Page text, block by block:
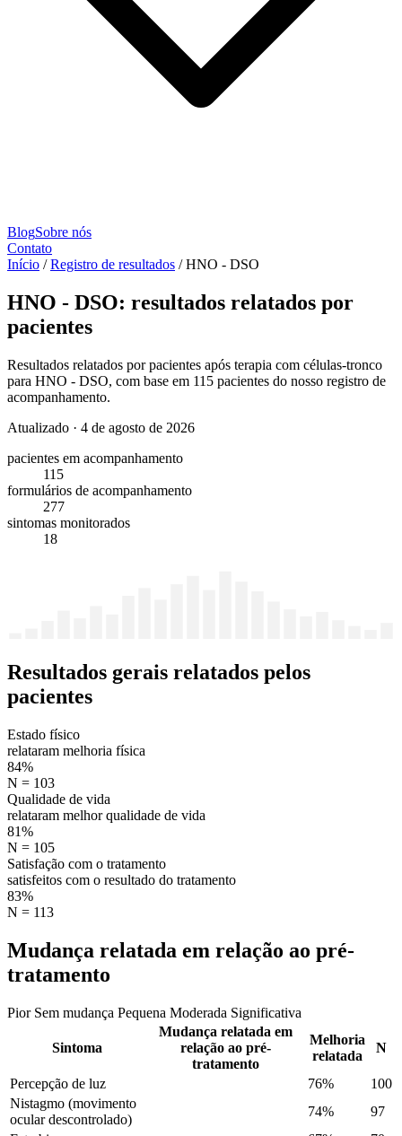
BlogSobre nós
Contato
Início / Registro de resultados / HNO - DSO
HNO - DSO: resultados relatados por
pacientes
Resultados relatados por pacientes após terapia com células-tronco
para HNO - DSO, com base em 115 pacientes do nosso registro de
acompanhamento.
Atualizado · 4 de agosto de 2026
pacientes em acompanhamento
115
formulários de acompanhamento
277
sintomas monitorados
18
Resultados gerais relatados pelos
pacientes
Estado físico
relataram melhoria física
84%
N = 103
Qualidade de vida
relataram melhor qualidade de vida
81%
N = 105
Satisfação com o tratamento
satisfeitos com o resultado do tratamento
83%
N = 113
Mudança relatada em relação ao pré-
tratamento
Pior Sem mudança Pequena Moderada Significativa
Sintoma
Mudança relatada em
relação ao pré-
tratamento
Melhoria
relatada
N
Percepção de luz 76%
100
Nistagmo (movimento
ocular descontrolado)
74%
97